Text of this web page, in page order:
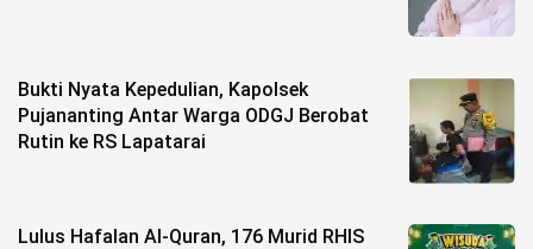
Bukti Nyata Kepedulian, Kapolsek
Pujananting Antar Warga ODGJ Berobat
Rutin ke RS Lapatarai
Lulus Hafalan Al-Quran, 176 Murid RHIS